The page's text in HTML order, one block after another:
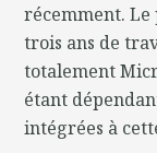
récemment.
trois ans de
totalement
étant
intégrées à